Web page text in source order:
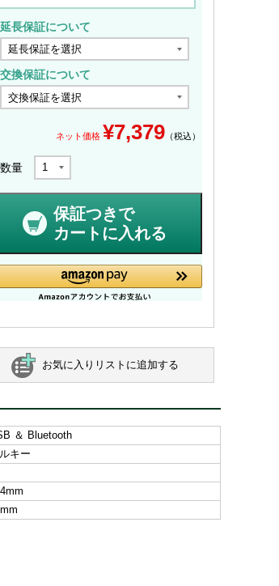
延長保証について
交換保証について
ネット価格 ¥7,379 （税込）
数量
保証つきで
カートに入れる
お気に入りリストに追加する
＆ Bluetooth
キー